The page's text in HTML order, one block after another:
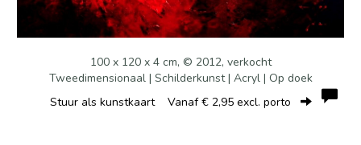
100 x 120 x 4 cm, © 2012, verkocht
Tweedimensionaal | Schilderkunst | Acryl | Op doek
Stuur als kunstkaart Vanaf € 2,95 excl. porto